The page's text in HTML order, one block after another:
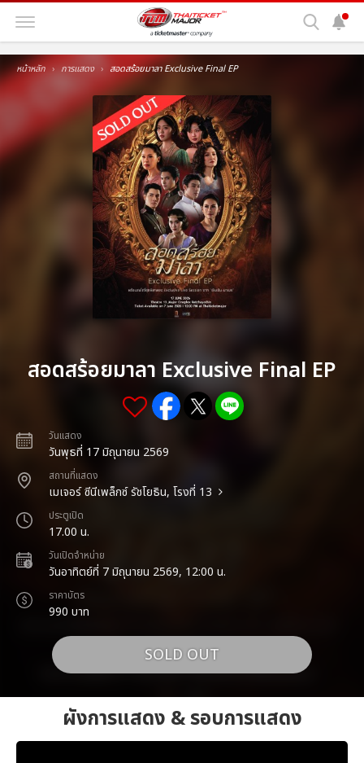
หน้าหลัก การแสดง สอดสร้อยมาลา Exclusive Final EP
สอดสร้อยมาลา Exclusive Final EP
วันแสดง
วันพุธที่ 17 มิถุนายน 2569
สถานที่แสดง
เมเจอร์ ซีนีเพล็กซ์ รัชโยธิน, โรงที่ 13
ประตูเปิด
17.00 น.
วันเปิดจำหน่าย
วันอาทิตย์ที่ 7 มิถุนายน 2569, 12:00 น.
ราคาบัตร
990 บาท
SOLD OUT
ผังการแสดง & รอบการแสดง